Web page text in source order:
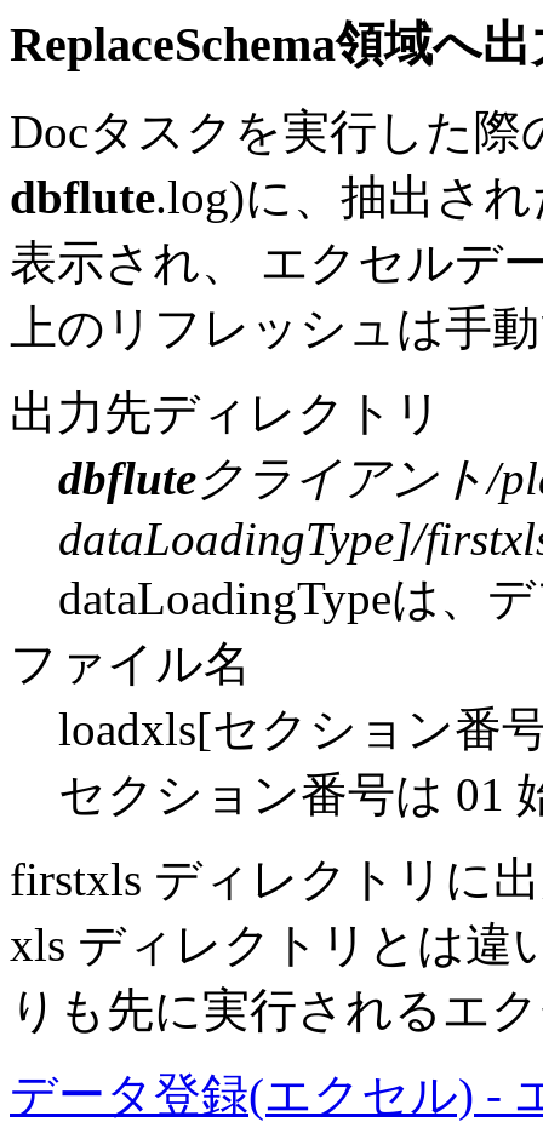
ReplaceSchema領域へ
Docタスクを実行した
dbflute.log)に、抽出さ
表示され、 エクセルデ
上のリフレッシュは手
出力先ディレクトリ
dbfluteクライアント/
dataLoadingType]/
dataLoadingTypeは、
ファイル名
loadxls[セクション番
セクション番号は 01
firstxls ディレクトリに
xls ディレクトリとは違
りも先に実行されるエ
データ登録(エクセル) -